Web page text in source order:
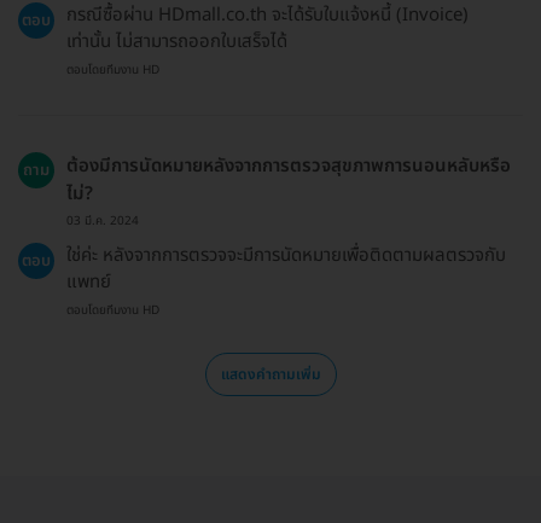
ตอบ
กรณีซื้อผ่าน HDmall.co.th จะได้รับใบแจ้งหนี้ (Invoice)
เท่านั้น ไม่สามารถออกใบเสร็จได้
ตอบโดยทีมงาน HD
ถาม
ต้องมีการนัดหมายหลังจากการตรวจสุขภาพการนอนหลับหรือ
ไม่?
03 มี.ค. 2024
ตอบ
ใช่ค่ะ หลังจากการตรวจจะมีการนัดหมายเพื่อติดตามผลตรวจกับ
แพทย์
ตอบโดยทีมงาน HD
แสดงคำถามเพิ่ม